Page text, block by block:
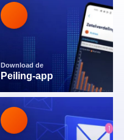
Download de
Peiling-app